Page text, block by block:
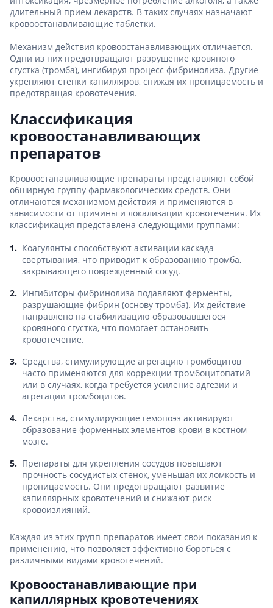
длительный прием лекарств. В таких случаях назначают
кровоостанавливающие таблетки.
Механизм действия кровоостанавливающих отличается.
Одни из них предотвращают разрушение кровяного
сгустка (тромба), ингибируя процесс фибринолиза. Другие
укрепляют стенки капилляров, снижая их проницаемость и
предотвращая кровотечения.
Классификация
кровоостанавливающих
препаратов
Кровоостанавливающие препараты представляют собой
обширную группу фармакологических средств. Они
отличаются механизмом действия и применяются в
зависимости от причины и локализации кровотечения. Их
классификация представлена следующими группами:
Коагулянты способствуют активации каскада
свертывания, что приводит к образованию тромба,
закрывающего поврежденный сосуд.
Ингибиторы фибринолиза подавляют ферменты,
разрушающие фибрин (основу тромба). Их действие
направлено на стабилизацию образовавшегося
кровяного сгустка, что помогает остановить
кровотечение.
Средства, стимулирующие агрегацию тромбоцитов
часто применяются для коррекции тромбоцитопатий
или в случаях, когда требуется усиление адгезии и
агрегации тромбоцитов.
Лекарства, стимулирующие гемопоэз активируют
образование форменных элементов крови в костном
мозге.
Препараты для укрепления сосудов повышают
прочность сосудистых стенок, уменьшая их ломкость и
проницаемость. Они предотвращают развитие
капиллярных кровотечений и снижают риск
кровоизлияний.
Каждая из этих групп препаратов имеет свои показания к
применению, что позволяет эффективно бороться с
различными видами кровотечений.
Кровоостанавливающие при
капиллярных кровотечениях